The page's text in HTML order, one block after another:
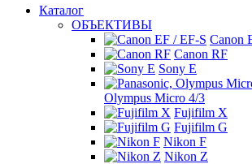
Каталог
ОБЪЕКТИВЫ
Canon
Canon RF
Sony E
Olympus Micro 4/3
Fujifilm X
Fujifilm G
Nikon F
Nikon Z